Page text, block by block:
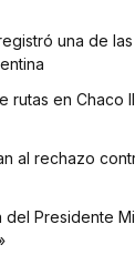
una de
rutas en Chaco
al rechazo
del Presidente